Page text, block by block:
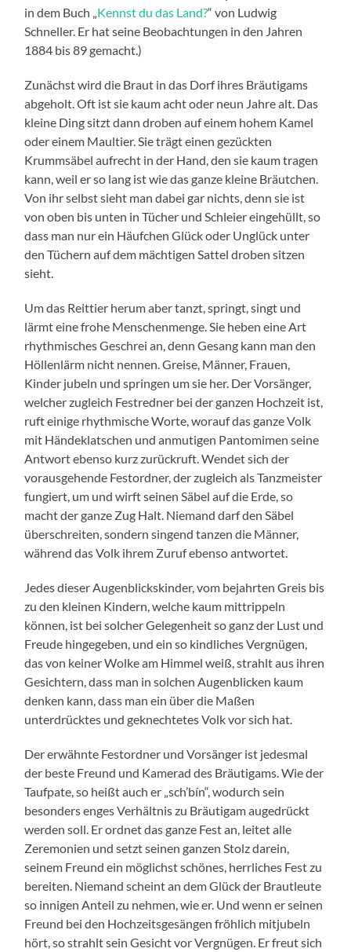
in dem Buch „Kennst du das Land?“ von Ludwig
Schneller. Er hat seine Beobachtungen in den Jahren
1884 bis 89 gemacht.)
Zunächst wird die Braut in das Dorf ihres Bräutigams
abgeholt. Oft ist sie kaum acht oder neun Jahre alt. Das
kleine Ding sitzt dann droben auf einem hohem Kamel
oder einem Maultier. Sie trägt einen gezückten
Krummsäbel aufrecht in der Hand, den sie kaum tragen
kann, weil er so lang ist wie das ganze kleine Bräutchen.
Von ihr selbst sieht man dabei gar nichts, denn sie ist
von oben bis unten in Tücher und Schleier eingehüllt, so
dass man nur ein Häufchen Glück oder Unglück unter
den Tüchern auf dem mächtigen Sattel droben sitzen
sieht.
Um das Reittier herum aber tanzt, springt, singt und
lärmt eine frohe Menschenmenge. Sie heben eine Art
rhythmisches Geschrei an, denn Gesang kann man den
Höllenlärm nicht nennen. Greise, Männer, Frauen,
Kinder jubeln und springen um sie her. Der Vorsänger,
welcher zugleich Festredner bei der ganzen Hochzeit ist,
ruft einige rhythmische Worte, worauf das ganze Volk
mit Händeklatschen und anmutigen Pantomimen seine
Antwort ebenso kurz zurückruft. Wendet sich der
vorausgehende Festordner, der zugleich als Tanzmeister
fungiert, um und wirft seinen Säbel auf die Erde, so
macht der ganze Zug Halt. Niemand darf den Säbel
überschreiten, sondern singend tanzen die Männer,
während das Volk ihrem Zuruf ebenso antwortet.
Jedes dieser Augenblickskinder, vom bejahrten Greis bis
zu den kleinen Kindern, welche kaum mittrippeln
können, ist bei solcher Gelegenheit so ganz der Lust und
Freude hingegeben, und ein so kindliches Vergnügen,
das von keiner Wolke am Himmel weiß, strahlt aus ihren
Gesichtern, dass man in solchen Augenblicken kaum
denken kann, dass man ein über die Maßen
unterdrücktes und geknechtetes Volk vor sich hat.
Der erwähnte Festordner und Vorsänger ist jedesmal
der beste Freund und Kamerad des Bräutigams. Wie der
Taufpate, so heißt auch er „sch’bín“, wodurch sein
besonders enges Verhältnis zu Bräutigam augedrückt
werden soll. Er ordnet das ganze Fest an, leitet alle
Zeremonien und setzt seinen ganzen Stolz darein,
seinem Freund ein möglichst schönes, herrliches Fest zu
bereiten. Niemand scheint an dem Glück der Brautleute
so innigen Anteil zu nehmen, wie er. Und wenn er seinen
Freund bei den Hochzeitsgesängen fröhlich mitjubeln
hört, so strahlt sein Gesicht vor Vergnügen. Er freut sich